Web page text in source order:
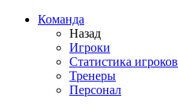
Команда
Назад
Игроки
Статистика игроков
Тренеры
Персонал